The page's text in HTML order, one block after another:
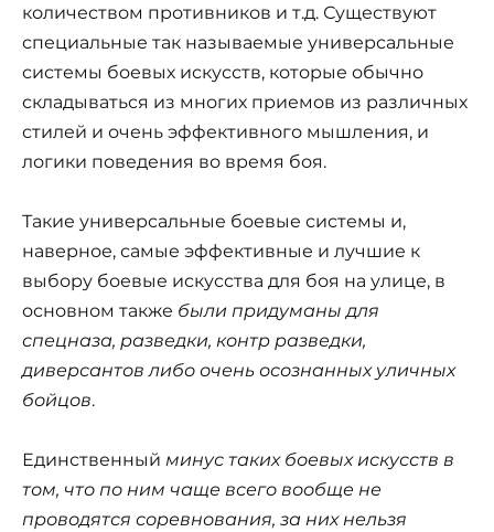
количеством противников и т.д. Существуют
специальные так называемые универсальные
системы боевых искусств, которые обычно
складываться из многих приемов из различных
стилей и очень эффективного мышления, и
логики поведения во время боя.
Такие универсальные боевые системы и,
наверное, самые эффективные и лучшие к
выбору боевые искусства для боя на улице, в
основном также были придуманы для
спецназа, разведки, контр разведки,
диверсантов либо очень осознанных уличных
бойцов.
Единственный минус таких боевых искусств в
том, что по ним чаще всего вообще не
проводятся соревнования, за них нельзя